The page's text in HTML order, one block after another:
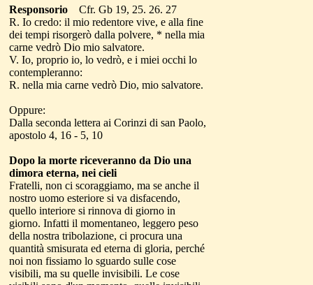
Responsorio
Cfr. Gb 19, 25. 26. 27
R. Io credo: il mio redentore vive, e alla fine
dei tempi risorgerò dalla polvere, * nella mia
carne vedrò Dio mio salvatore.
V. Io, proprio io, lo vedrò, e i miei occhi lo
contempleranno:
R. nella mia carne vedrò Dio, mio salvatore.
Oppure:
Dalla seconda lettera ai Corinzi di san Paolo,
apostolo 4, 16 - 5, 10
Dopo la morte riceveranno da Dio una
dimora eterna, nei cieli
Fratelli, non ci scoraggiamo, ma se anche il
nostro uomo esteriore si va disfacendo,
quello interiore si rinnova di giorno in
giorno. Infatti il momentaneo, leggero peso
della nostra tribolazione, ci procura una
quantità smisurata ed eterna di gloria, perché
noi non fissiamo lo sguardo sulle cose
visibili, ma su quelle invisibili. Le cose